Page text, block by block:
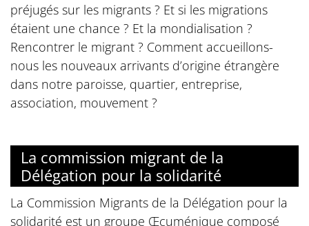
préjugés sur les migrants ? Et si les migrations
étaient une chance ? Et la mondialisation ?
Rencontrer le migrant ? Comment accueillons-
nous les nouveaux arrivants d’origine étrangère
dans notre paroisse, quartier, entreprise,
association, mouvement ?
La commission migrant de la
Délégation pour la solidarité
La Commission Migrants de la Délégation pour la
solidarité est un groupe Œcuménique composé